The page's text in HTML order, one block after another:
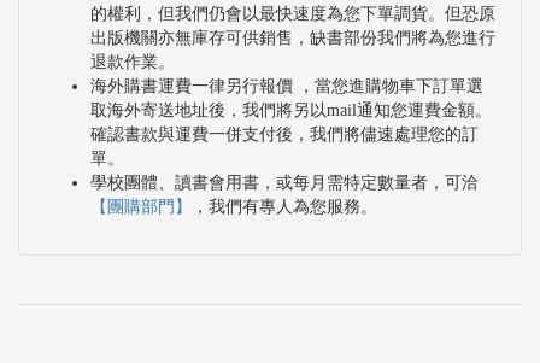
的權利，但我們仍會以最快速度為您下單調貨。但恐原
出版機關亦無庫存可供銷售，缺書部份我們將為您進行
退款作業。
海外購書運費一律另行報價 ，當您進購物車下訂單選
取海外寄送地址後，我們將另以mail通知您運費金額。
確認書款與運費一併支付後，我們將儘速處理您的訂
單。
學校團體、讀書會用書，或每月需特定數量者，可洽
【團購部門】
，我們有專人為您服務。